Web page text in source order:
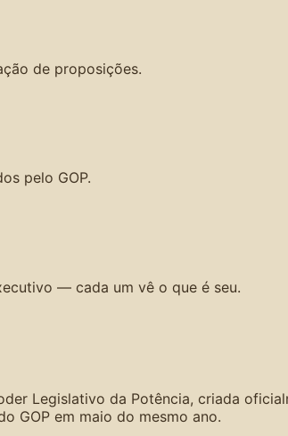
de proposições.
pelo GOP.
— cada um vê o que é seu.
Legislativo da Potência, criada
GOP em maio do mesmo ano.